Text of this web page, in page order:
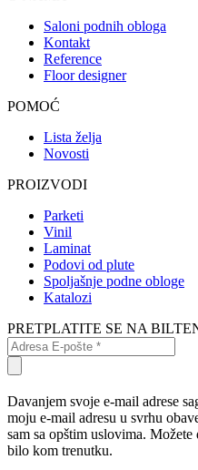
Saloni podnih obloga
Kontakt
Reference
Floor designer
POMOĆ
Lista želja
Novosti
PROIZVODI
Parketi
Vinil
Laminat
Podovi od plute
Spoljašnje podne obloge
Katalozi
PRETPLATITE SE NA
Davanjem svoje e-mail adrese
moju e-mail adresu u svrhu
sam sa opštim uslovima.
bilo kom trenutku.